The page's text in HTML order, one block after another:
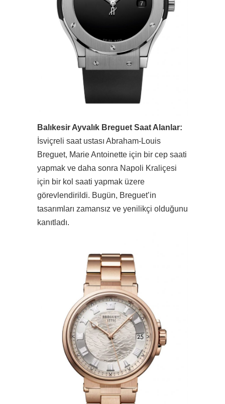
Balıkesir Ayvalık Breguet Saat Alanlar:
İsviçreli saat ustası Abraham-Louis
Breguet, Marie Antoinette için bir cep saati
yapmak ve daha sonra Napoli Kraliçesi
için bir kol saati yapmak üzere
görevlendirildi. Bugün, Breguet’in
tasarımları zamansız ve yenilikçi olduğunu
kanıtladı.